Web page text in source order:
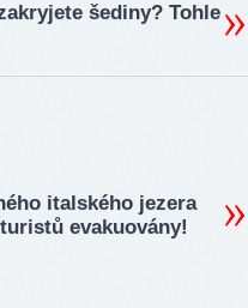
šediny? Tohle
italského jezera
evakuovány!